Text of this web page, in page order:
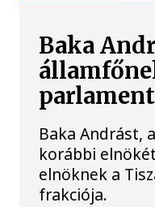
Baka
Baka Andrást,
korábbi
elnöknek a
frakciója.